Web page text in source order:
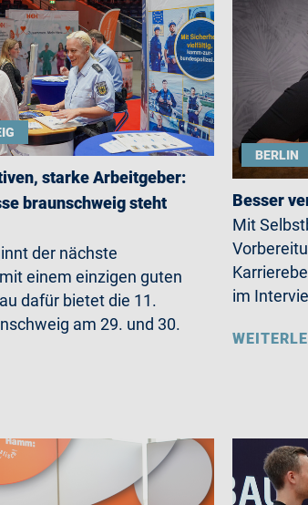
starke Arbeitgeber:
braunschweig steht
der nächste
einem einzigen guten
dafür bietet die 11.
am 29. und 30.
BERLIN
Besser
Mit
im